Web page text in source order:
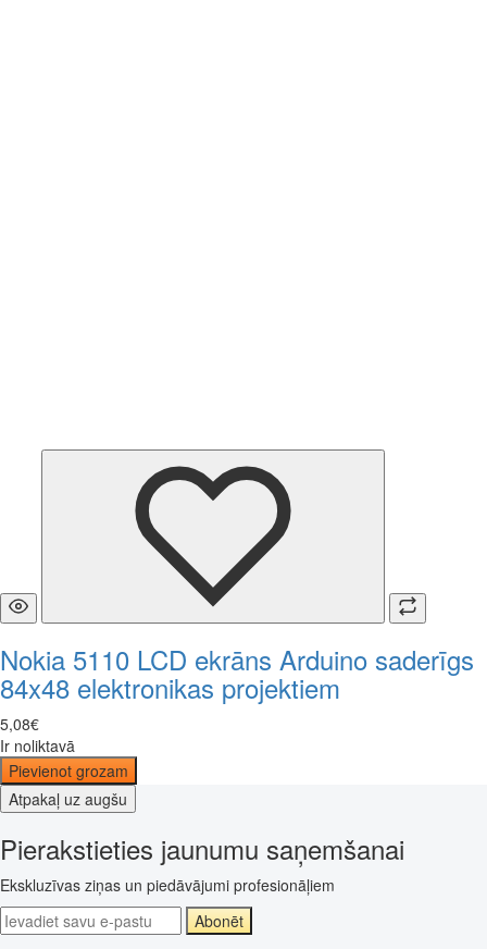
Nokia 5110 LCD ekrāns Arduino saderīgs
84x48 elektronikas projektiem
5,08€
Ir noliktavā
Pievienot grozam
Atpakaļ uz augšu
Pierakstieties jaunumu saņemšanai
Ekskluzīvas ziņas un piedāvājumi profesionāļiem
Abonēt